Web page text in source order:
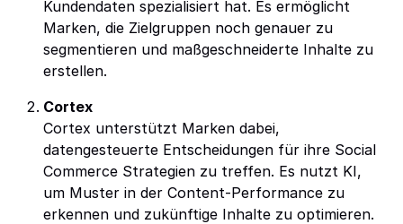
Kundendaten spezialisiert hat. Es ermöglicht
Marken, die Zielgruppen noch genauer zu
segmentieren und maßgeschneiderte Inhalte zu
erstellen.
Cortex
Cortex unterstützt Marken dabei,
datengesteuerte Entscheidungen für ihre Social
Commerce Strategien zu treffen. Es nutzt KI,
um Muster in der Content-Performance zu
erkennen und zukünftige Inhalte zu optimieren.